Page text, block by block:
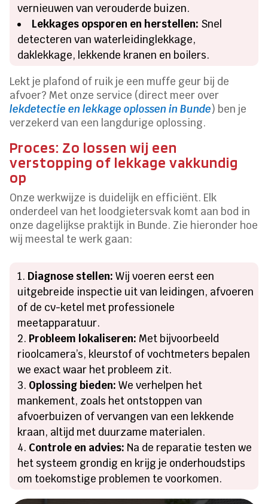
vernieuwen van verouderde buizen.
Lekkages opsporen en herstellen: Snel
detecteren van waterleidinglekkage,
daklekkage, lekkende kranen en boilers.
Lekt je plafond of ruik je een muffe geur bij de
afvoer? Met onze service (direct meer over
lekdetectie en lekkage oplossen in Bunde) ben je
verzekerd van een langdurige oplossing.
Proces: Zo lossen wij een
verstopping of lekkage vakkundig
op
Onze werkwijze is duidelijk en efficiënt. Elk
onderdeel van het loodgietersvak komt aan bod in
onze dagelijkse praktijk in Bunde. Zie hieronder hoe
wij meestal te werk gaan:
Diagnose stellen: Wij voeren eerst een
uitgebreide inspectie uit van leidingen, afvoeren
of de cv-ketel met professionele
meetapparatuur.
Probleem lokaliseren: Met bijvoorbeeld
rioolcamera’s, kleurstof of vochtmeters bepalen
we exact waar het probleem zit.
Oplossing bieden: We verhelpen het
mankement, zoals het ontstoppen van
afvoerbuizen of vervangen van een lekkende
kraan, altijd met duurzame materialen.
Controle en advies: Na de reparatie testen we
het systeem grondig en krijg je onderhoudstips
om toekomstige problemen te voorkomen.